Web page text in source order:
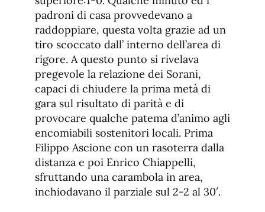
padroni di casa provvedevano a
raddoppiare, questa volta grazie ad un
tiro scoccato dall’ interno dell’area di
rigore. A questo punto si rivelava
pregevole la relazione dei Sorani,
capaci di chiudere la prima metà di
gara sul risultato di parità e di
provocare qualche patema d’animo agli
encomiabili sostenitori locali. Prima
Filippo Ascione con un rasoterra dalla
distanza e poi Enrico Chiappelli,
sfruttando una carambola in area,
inchiodavano il parziale sul 2-2 al 30′.